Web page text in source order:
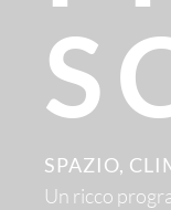
SPAZIO,
Un ricco